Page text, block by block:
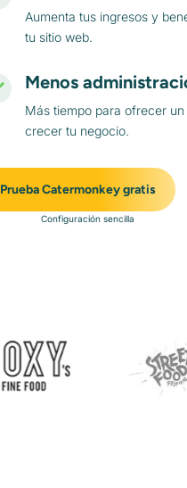
Aumenta tus ingresos y
tu sitio web.
Menos
Más tiempo para ofrecer
crecer tu negocio.
Prueba Catermonkey gratis
Configuración sencilla